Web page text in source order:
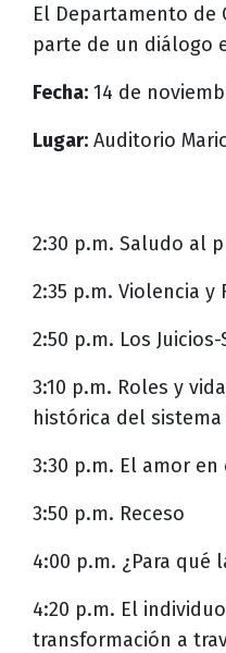
Descripción
evento
El Departamento de
parte de un diálogo
Fecha: 14 de
Lugar: Auditorio
2:30 p.m. Saludo al
2:35 p.m. Violencia y
2:50 p.m. Los
3:10 p.m. Roles y
histórica del
3:30 p.m. El amor
3:50 p.m. Receso
4:00 p.m. ¿Para qué
4:20 p.m. El
transformación a